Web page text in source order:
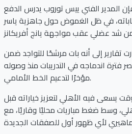
المدير الفني ييس توروب يدرس الدفع
في ظل الغموض حول جاهزية ياسر
إلى أنه بات مرشحًا للتواجد ضمن
فترة اندماجه في التدريبات منذ وصوله
مؤخرًا لتدعيم الخط الأمامي.
يسعى فيه الأهلي لتعزيز خياراته قبل
وسط ضغط مباريات محليًا وقاريًا، مع